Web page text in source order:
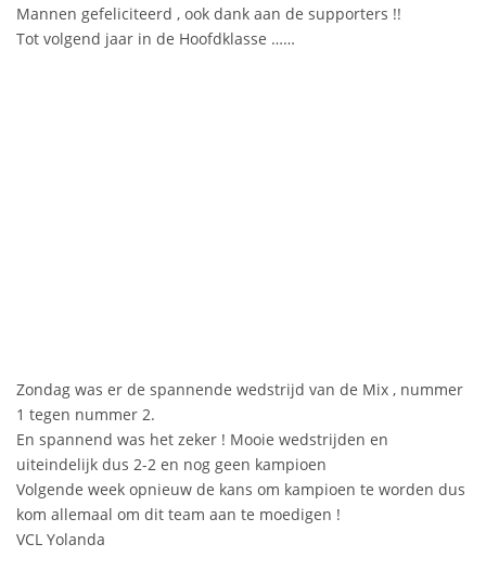
Mannen gefeliciteerd , ook dank aan de supporters !!
Tot volgend jaar in de Hoofdklasse ……
Zondag was er de spannende wedstrijd van de Mix , nummer
1 tegen nummer 2.
En spannend was het zeker ! Mooie wedstrijden en
uiteindelijk dus 2-2 en nog geen kampioen
Volgende week opnieuw de kans om kampioen te worden dus
kom allemaal om dit team aan te moedigen !
VCL Yolanda